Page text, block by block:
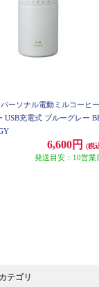
ーソナル電動ミルコーヒー
USB充電式 ブルーグレー
6,600円 (税
発送目安：10営業
テゴリ